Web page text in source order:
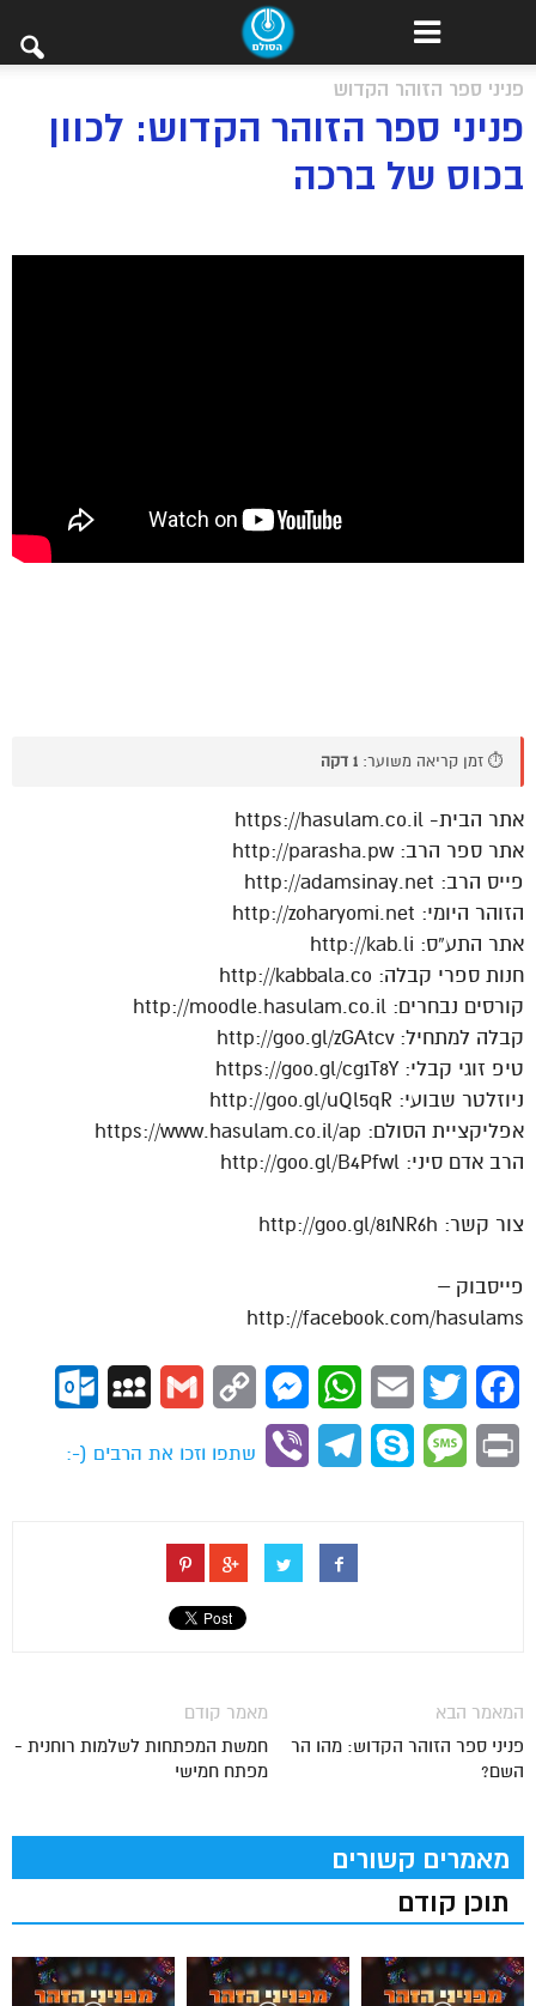
פניני ספר הזוהר הקדוש
פניני ספר הזוהר הקדוש: לכוון
בכוס של ברכה
⏱️ זמן קריאה משוער: 1 דקה
אתר הבית- https://hasulam.co.il
אתר ספר הרב: http://parasha.pw
פייס הרב: http://adamsinay.net
הזוהר היומי: http://zoharyomi.net
אתר התע”ס: http://kab.li
חנות ספרי קבלה: http://kabbala.co
קורסים נבחרים: http://moodle.hasulam.co.il
קבלה למתחיל: http://goo.gl/zGAtcv
טיפ זוגי קבלי: https://goo.gl/cg1T8Y
ניוזלטר שבועי: http://goo.gl/uQl5qR
אפליקציית הסולם: https://www.hasulam.co.il/ap
הרב אדם סיני: http://goo.gl/B4Pfwl
צור קשר: http://goo.gl/81NR6h
פייסבוק –
http://facebook.com/hasulams
Facebook
Twitter
Email
WhatsApp
Messenger
Copy
Gmail
MySpace
Print
Message
Skype
Telegram
Viber
שתפו וזכו את הרבים (-:
מאמר קודם
חמשת המפתחות לשלמות רוחנית -
מפתח חמישי
המאמר הבא
פניני ספר הזוהר הקדוש: מהו הר
השם?
מאמרים קשורים
תוכן קודם